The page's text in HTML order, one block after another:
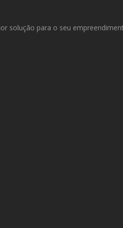
solução para o seu